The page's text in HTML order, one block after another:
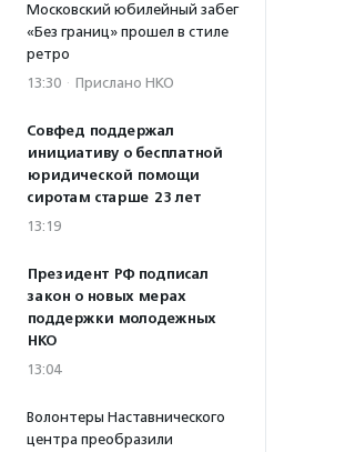
Московский юбилейный забег
«Без границ» прошел в стиле
ретро
13:30 · Прислано НКО
Совфед поддержал
инициативу о бесплатной
юридической помощи
сиротам старше 23 лет
13:19
Президент РФ подписал
закон о новых мерах
поддержки молодежных
НКО
13:04
Волонтеры Наставнического
центра преобразили